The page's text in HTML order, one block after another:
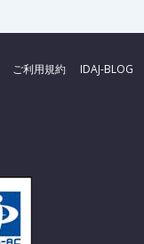
ご利用規約 IDAJ-BLOG